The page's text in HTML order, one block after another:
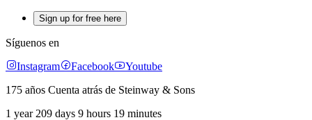
Sign up for free here
Síguenos en
Instagram
Facebook
Youtube
175 años Cuenta atrás de Steinway & Sons
1 year 209 days 9 hours 19 minutes